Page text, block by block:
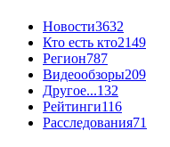
Новости3632
Кто есть кто2149
Регион787
Видеообзоры209
Другое...132
Рейтинги116
Расследования71